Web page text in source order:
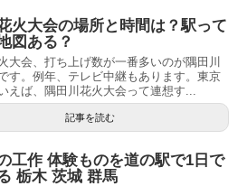
火大会の場所と時間は？駅って
図ある？
大会、打ち上げ数が一番多いのが隅田川
す。例年、テレビ中継もあります。東京
えば、隅田川花火大会って連想す...
記事を読む
工作 体験ものを道の駅で1日で
栃木 茨城 群馬